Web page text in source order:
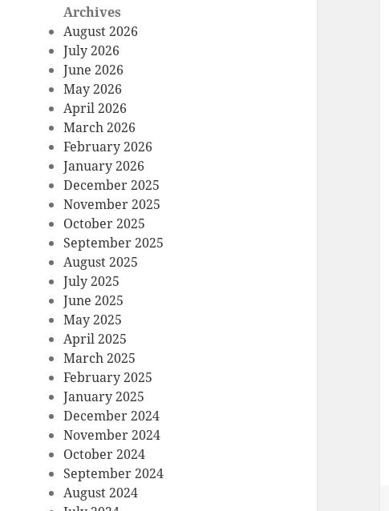
Archives
August 2026
July 2026
June 2026
May 2026
April 2026
March 2026
February 2026
January 2026
December 2025
November 2025
October 2025
September 2025
August 2025
July 2025
June 2025
May 2025
April 2025
March 2025
February 2025
January 2025
December 2024
November 2024
October 2024
September 2024
August 2024